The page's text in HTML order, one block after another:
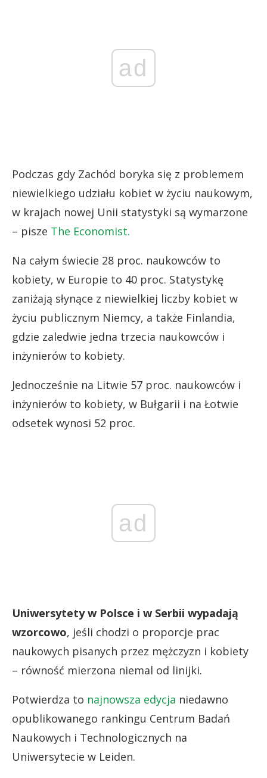
ad
Podczas gdy Zachód boryka się z problemem
niewielkiego udziału kobiet w życiu naukowym,
w krajach nowej Unii statystyki są wymarzone
– pisze The Economist.
Na całym świecie 28 proc. naukowców to
kobiety, w Europie to 40 proc. Statystykę
zaniżają słynące z niewielkiej liczby kobiet w
życiu publicznym Niemcy, a także Finlandia,
gdzie zaledwie jedna trzecia naukowców i
inżynierów to kobiety.
Jednocześnie na Litwie 57 proc. naukowców i
inżynierów to kobiety, w Bułgarii i na Łotwie
odsetek wynosi 52 proc.
ad
Uniwersytety w Polsce i w Serbii wypadają
wzorcowo, jeśli chodzi o proporcje prac
naukowych pisanych przez mężczyzn i kobiety
– równość mierzona niemal od linijki.
Potwierdza to najnowsza edycja niedawno
opublikowanego rankingu Centrum Badań
Naukowych i Technologicznych na
Uniwersytecie w Leiden.